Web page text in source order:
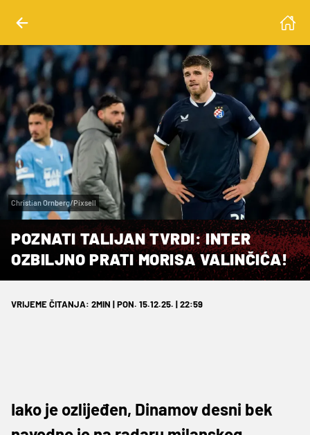
Christian Ornberg/Pixsell
POZNATI TALIJAN TVRDI: INTER
OZBILJNO PRATI MORISA VALINČIĆA!
VRIJEME ČITANJA: 2MIN | PON. 15.12.25. | 22:59
Iako je ozlijeđen, Dinamov desni bek